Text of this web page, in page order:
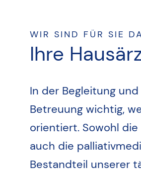
WIR SIND FÜR SIE
Ihre
In der Begleitung
Betreuung wichtig,
orientiert. Sowohl die
auch die
Bestandteil unserer